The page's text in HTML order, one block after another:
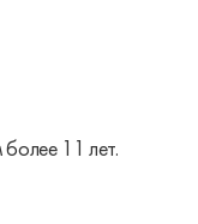
11 лет.